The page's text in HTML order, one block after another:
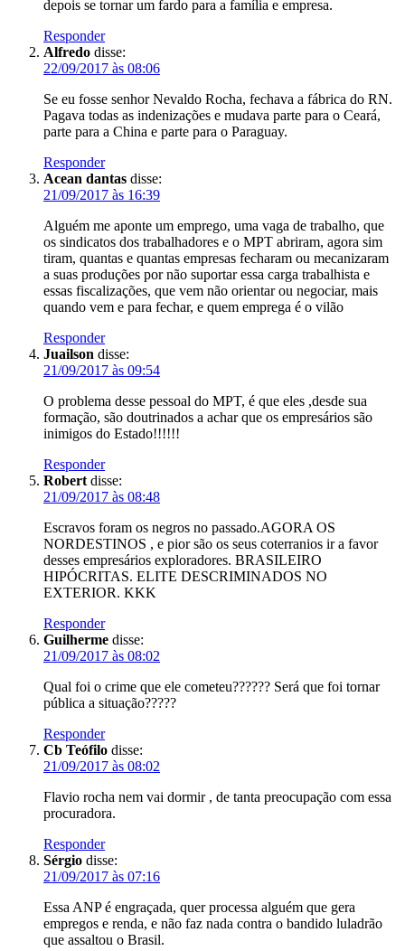
depois se tornar um fardo para a família e empresa.
Responder
Alfredo disse:
22/09/2017 às 08:06
Se eu fosse senhor Nevaldo Rocha, fechava a fábrica do RN.
Pagava todas as indenizações e mudava parte para o Ceará,
parte para a China e parte para o Paraguay.
Responder
Acean dantas disse:
21/09/2017 às 16:39
Alguém me aponte um emprego, uma vaga de trabalho, que
os sindicatos dos trabalhadores e o MPT abriram, agora sim
tiram, quantas e quantas empresas fecharam ou mecanizaram
a suas produções por não suportar essa carga trabalhista e
essas fiscalizações, que vem não orientar ou negociar, mais
quando vem e para fechar, e quem emprega é o vilão
Responder
Juailson disse:
21/09/2017 às 09:54
O problema desse pessoal do MPT, é que eles ,desde sua
formação, são doutrinados a achar que os empresários são
inimigos do Estado!!!!!!
Responder
Robert disse:
21/09/2017 às 08:48
Escravos foram os negros no passado.AGORA OS
NORDESTINOS , e pior são os seus coterranios ir a favor
desses empresários exploradores. BRASILEIRO
HIPÓCRITAS. ELITE DESCRIMINADOS NO
EXTERIOR. KKK
Responder
Guilherme disse:
21/09/2017 às 08:02
Qual foi o crime que ele cometeu?????? Será que foi tornar
pública a situação?????
Responder
Cb Teófilo disse:
21/09/2017 às 08:02
Flavio rocha nem vai dormir , de tanta preocupação com essa
procuradora.
Responder
Sérgio disse:
21/09/2017 às 07:16
Essa ANP é engraçada, quer processa alguém que gera
empregos e renda, e não faz nada contra o bandido luladrão
que assaltou o Brasil.